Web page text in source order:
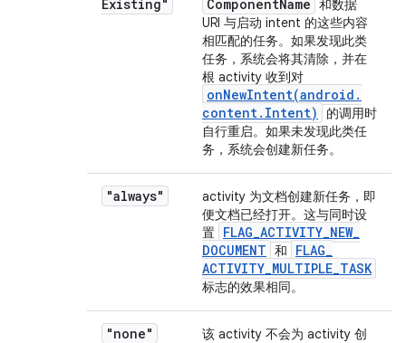
Existing"
ComponentName 和数据
URI 与启动 intent 的这些内容
相匹配的任务。如果发现此类
任务，系统会将其清除，并在
根 activity 收到对
onNewIntent(android .
content. Intent)
的调用时
自行重启。如果未发现此类任
务，系统会创建新任务。
"always"
activity 为文档创建新任务，即
便文档已经打开。这与同时设
置 FLAG_ACTIVITY_NEW_
DOCUMENT 和 FLAG_
ACTIVITY_MULTIPLE_TASK
标志的效果相同。
"none"
该 activity 不会为 activity 创